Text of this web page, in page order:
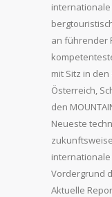
an führender
mit Sitz in
Österreich,
den
Neueste
internationale
Vordergrund
Aktuelle